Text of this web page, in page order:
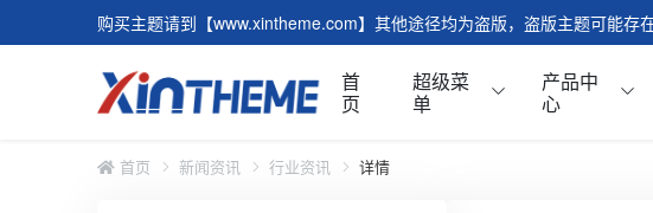
购买主题请到【www.xintheme.com】其他途径均为盗版，盗版主题可能存
首
页
超级菜
单
产品中
心
首页 新闻资讯 行业资讯 详情